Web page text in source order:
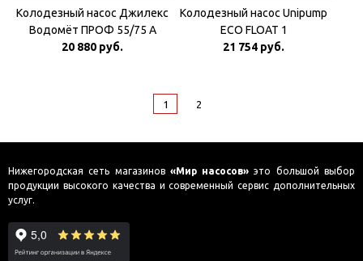
Колодезный насос Джилекс
Водомёт ПРОФ 55/75 A
20 880 руб.
Колодезный насос Unipump
ECO FLOAT 1
21 754 руб.
1 2
Нижегородская сеть магазинов «Мир насосов» это большой выбор
продукции высокого качества и современный сервис дополнительных
услуг.